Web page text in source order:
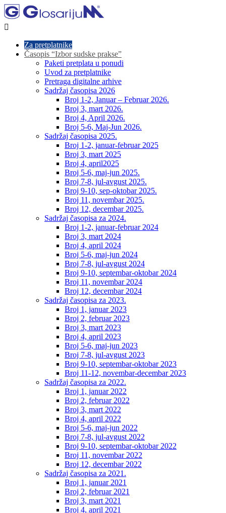

Za pretplatnike
Časopis “Izbor sudske prakse”
Paketi pretplata u ponudi
Uvod za pretplatnike
Pretraga digitalne arhive
Sadržaj časopisa 2026
Broj 1-2, Januar – Februar 2026.
Broj 3, mart 2026.
Broj 4, April 2026.
Broj 5-6, Maj-Jun 2026.
Sadržaj časopisa 2025.
Broj 1-2, januar-februar 2025
Broj 3, mart 2025
Broj 4, april2025
Broj 5-6, maj-jun 2025.
Broj 7-8, jul-avgust 2025.
Broj 9-10, sep-oktobar 2025.
Broj 11, novembar 2025.
Broj 12, decembar 2025.
Sadržaj časopisa za 2024.
Broj 1-2, januar-februar 2024
Broj 3, mart 2024
Broj 4, april 2024
Broj 5-6, maj-jun 2024
Broj 7-8, jul-avgust 2024
Broj 9-10, septembar-oktobar 2024
Broj 11, novembar 2024
Broj 12, decembar 2024
Sadržaj časopisa za 2023.
Broj 1, januar 2023
Broj 2, februar 2023
Broj 3, mart 2023
Broj 4, april 2023
Broj 5-6, maj-jun 2023
Broj 7-8, jul-avgust 2023
Broj 9-10, septembar-oktobar 2023
Broj 11-12, novembar-decembar 2023
Sadržaj časopisa za 2022.
Broj 1, januar 2022
Broj 2, februar 2022
Broj 3, mart 2022
Broj 4, april 2022
Broj 5-6, maj-jun 2022
Broj 7-8, jul-avgust 2022
Broj 9-10, septembar-oktobar 2022
Broj 11, novembar 2022
Broj 12, decembar 2022
Sadržaj časopisa za 2021.
Broj 1, januar 2021
Broj 2, februar 2021
Broj 3, mart 2021
Broj 4, april 2021